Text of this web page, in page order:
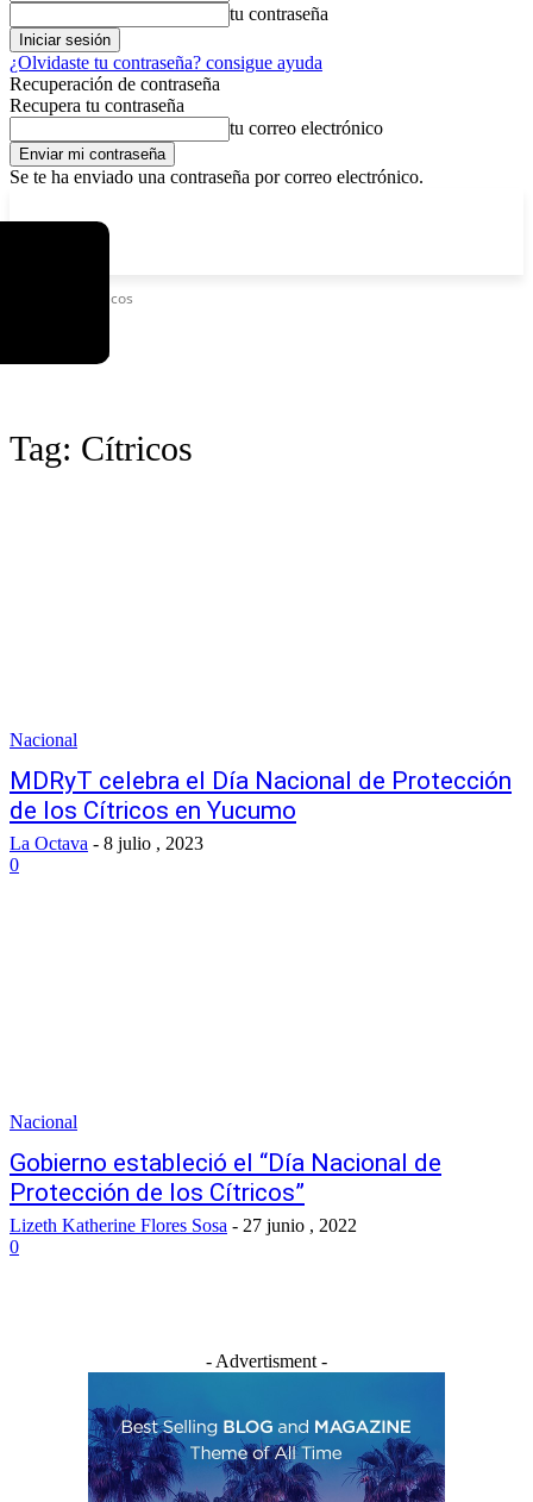
tu contraseña
¿Olvidaste tu contraseña? consigue ayuda
Recuperación de contraseña
Recupera tu contraseña
tu correo electrónico
Se te ha enviado una contraseña por correo electrónico.
Cítricos
Tag: Cítricos
Nacional
MDRyT celebra el Día Nacional de Protección
de los Cítricos en Yucumo
La Octava - 8 julio , 2023
0
Nacional
Gobierno estableció el “Día Nacional de
Protección de los Cítricos”
Lizeth Katherine Flores Sosa - 27 junio , 2022
0
- Advertisment -